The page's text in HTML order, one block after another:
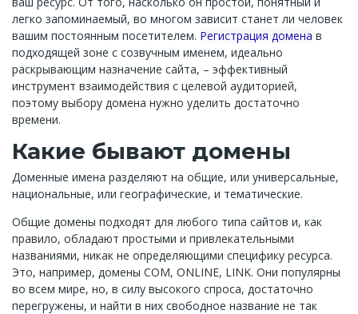
легко запоминаемый, во многом зависит станет ли человек
вашим постоянным посетителем. Регистрация домена в
подходящей зоне с созвучным именем, идеально
раскрывающим назначение сайта, – эффективный
инструмент взаимодействия с целевой аудиторией,
поэтому выбору домена нужно уделить достаточно
времени.
Какие бывают домены
Доменные имена разделяют на общие, или универсальные,
национальные, или географические, и тематические.
Общие домены подходят для любого типа сайтов и, как
правило, обладают простыми и привлекательными
названиями, никак не определяющими специфику ресурса.
Это, например, домены COM, ONLINE, LINK. Они популярны
во всем мире, но, в силу высокого спроса, достаточно
перегружены, и найти в них свободное название не так